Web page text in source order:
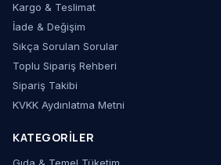
Kargo & Teslimat
İade & Değişim
Sıkça Sorulan Sorular
Toplu Sipariş Rehberi
Sipariş Takibi
KVKK Aydınlatma Metni
KATEGORILER